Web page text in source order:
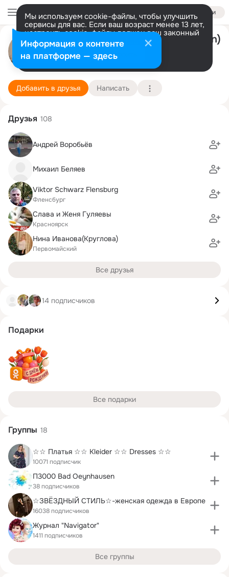
Войти
Мы используем cookie-файлы, чтобы улучшить
сервисы для вас. Если ваш возраст менее 13 лет,
настроить cookie-файлы должен ваш законный
представитель. Больше информации
Разрешить все Настроить
Lena & Juri Schneider(Engelmann)
Bad Oeynhausen
2 школа им. Д.М. КарбышеваПодробнее
Добавить в друзья Написать
Друзья 108
Андрей Воробьёв
Михаил Беляев
Viktor Schwarz Flensburg
Фленсбург
Слава и Женя Гуляевы
Красноярск
Нина Иванова(Круглова)
Первомайский
Все друзья
14 подписчиков
Подарки
Все подарки
Группы 18
☆☆ Платья ☆☆ Kleider ☆☆ Dresses ☆☆
10071 подписчик
П3000 Bad Oeynhausen
38 подписчиков
☆ЗВЁЗДНЫЙ СТИЛЬ☆-женская одежда в Европе
16038 подписчиков
Журнал "Navigator"
1411 подписчиков
Все группы
Информация о контенте
на платформе — здесь